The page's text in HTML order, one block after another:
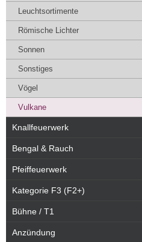
Leuchtsortimente
Römische Lichter
Sonnen
Sonstiges
Vögel
Vulkane
Knallfeuerwerk
Bengal & Rauch
Pfeiffeuerwerk
Kategorie F3 (F2+)
Bühne / T1
Anzündung